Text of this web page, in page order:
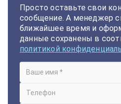
Просто оставьте свои
сообщение. А менеджер
ближайшее время и
данные сохранены в
политикой